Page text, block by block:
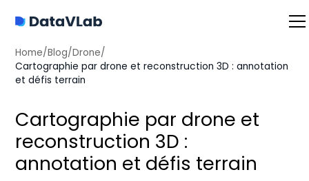
Home/Blog/Drone/
Cartographie par drone et reconstruction 3D : annotation
et défis terrain
Cartographie par drone et
reconstruction 3D :
annotation et défis terrain